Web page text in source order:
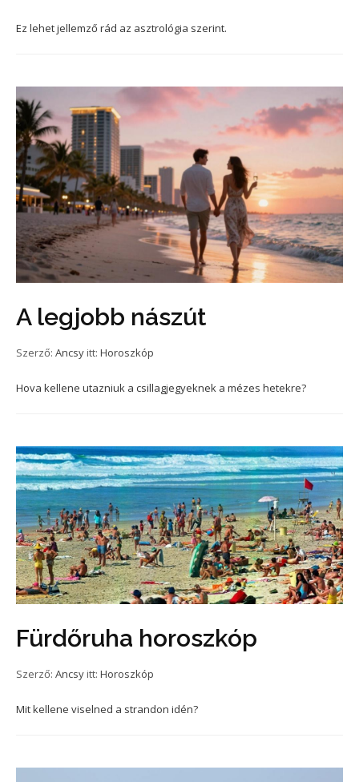
Ez lehet jellemző rád az asztrológia szerint.
A legjobb nászút
Szerző: Ancsy itt: Horoszkóp
Hova kellene utazniuk a csillagjegyeknek a mézes hetekre?
Fürdőruha horoszkóp
Szerző: Ancsy itt: Horoszkóp
Mit kellene viselned a strandon idén?